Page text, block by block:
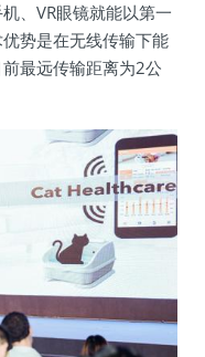
、VR眼镜就能以第一
势是在无线传输下能
最远传输距离为2公